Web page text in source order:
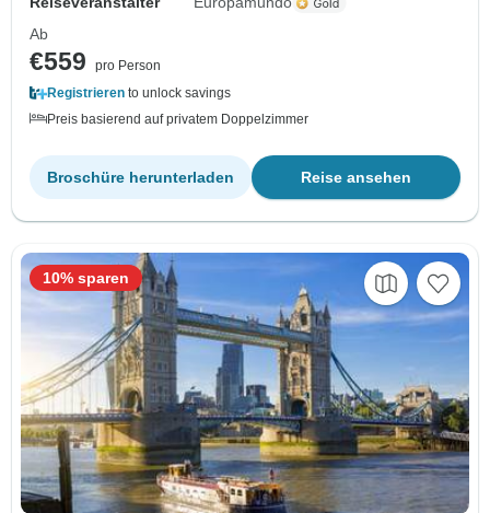
Ab
€559
pro Person
Registrieren to unlock savings
Preis basierend auf privatem Doppelzimmer
Reise ansehen
Broschüre herunterladen
10% sparen